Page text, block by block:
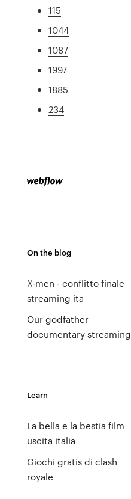
115
1044
1087
1997
1885
234
On the blog
X-men - conflitto finale
streaming ita
Our godfather
documentary streaming
Learn
La bella e la bestia film
uscita italia
Giochi gratis di clash
royale